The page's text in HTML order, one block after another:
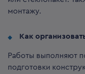
монтажу.
Как
Работы выполняют
подготовки